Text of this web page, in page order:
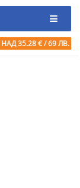
НАД 35.28 € / 69 ЛВ.